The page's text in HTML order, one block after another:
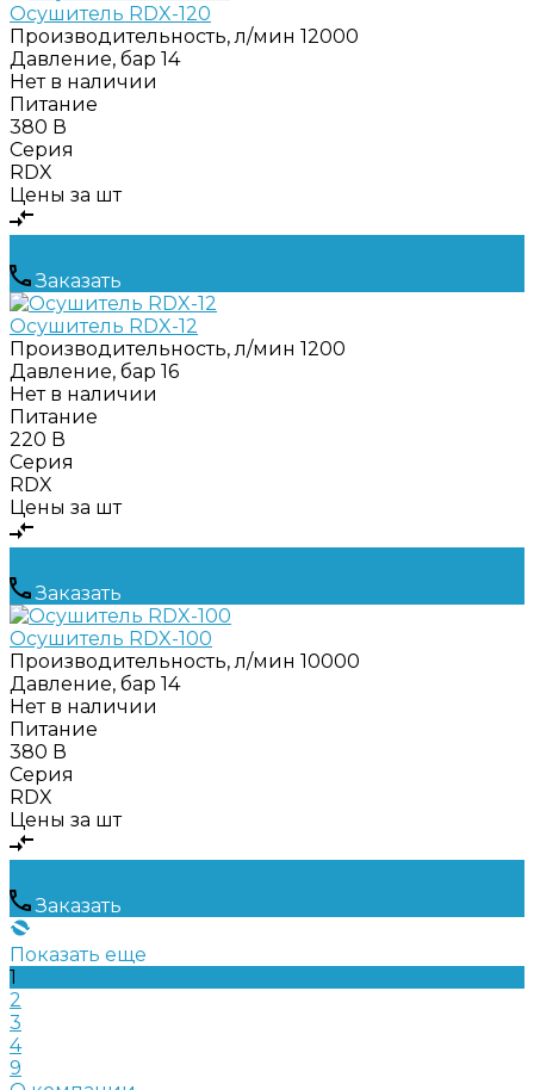
Осушитель RDX-120
Производительность, л/мин 12000
Давление, бар 14
Нет в наличии
Питание
380 В
Серия
RDX
Цены за шт
Заказать
Осушитель RDX-12
Производительность, л/мин 1200
Давление, бар 16
Нет в наличии
Питание
220 В
Серия
RDX
Цены за шт
Заказать
Осушитель RDX-100
Производительность, л/мин 10000
Давление, бар 14
Нет в наличии
Питание
380 В
Серия
RDX
Цены за шт
Заказать
Показать еще
1
2
3
4
9